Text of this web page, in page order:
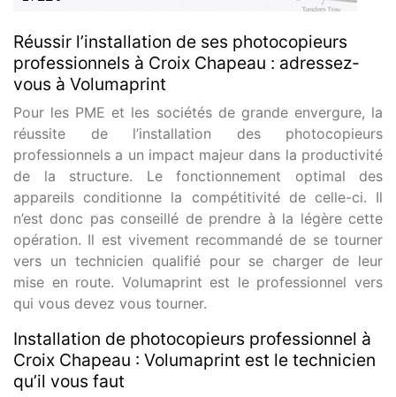
Réussir l’installation de ses photocopieurs
professionnels à Croix Chapeau : adressez-
vous à Volumaprint
Pour les PME et les sociétés de grande envergure, la
réussite de l’installation des photocopieurs
professionnels a un impact majeur dans la productivité
de la structure. Le fonctionnement optimal des
appareils conditionne la compétitivité de celle-ci. Il
n’est donc pas conseillé de prendre à la légère cette
opération. Il est vivement recommandé de se tourner
vers un technicien qualifié pour se charger de leur
mise en route. Volumaprint est le professionnel vers
qui vous devez vous tourner.
Installation de photocopieurs professionnel à
Croix Chapeau : Volumaprint est le technicien
qu’il vous faut